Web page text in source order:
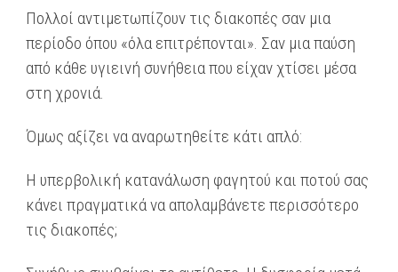
Πολλοί αντιμετωπίζουν τις διακοπές σαν μια
περίοδο όπου «όλα επιτρέπονται». Σαν μια παύση
από κάθε υγιεινή συνήθεια που είχαν χτίσει μέσα
στη χρονιά.
Όμως αξίζει να αναρωτηθείτε κάτι απλό:
Η υπερβολική κατανάλωση φαγητού και ποτού σας
κάνει πραγματικά να απολαμβάνετε περισσότερο
τις διακοπές;